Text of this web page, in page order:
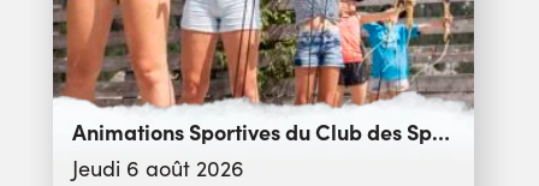
Animations Sportives du Club des Sports
Jeudi 6 août 2026